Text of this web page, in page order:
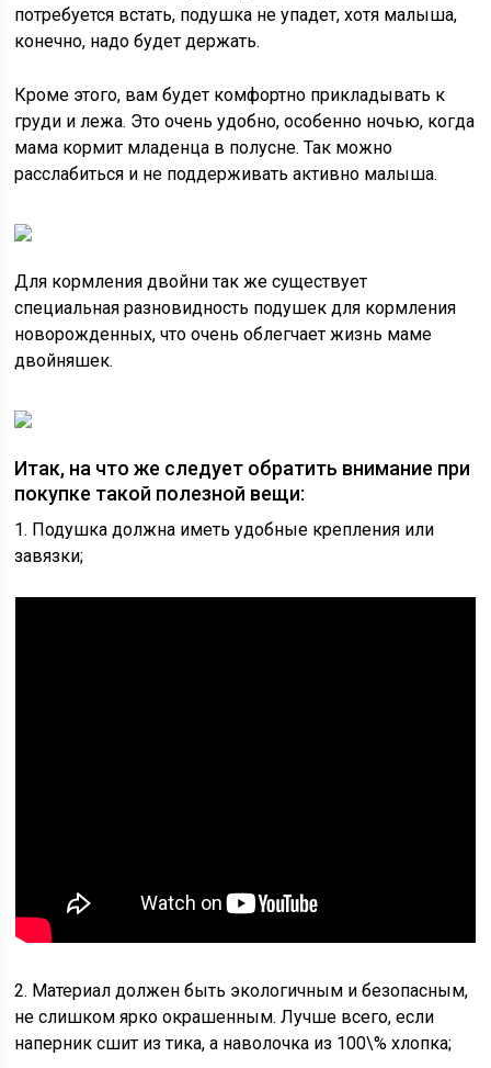
потребуется встать, подушка не упадет, хотя малыша,
конечно, надо будет держать.
Кроме этого, вам будет комфортно прикладывать к
груди и лежа. Это очень удобно, особенно ночью, когда
мама кормит младенца в полусне. Так можно
расслабиться и не поддерживать активно малыша.
Для кормления двойни так же существует
специальная разновидность подушек для кормления
новорожденных, что очень облегчает жизнь маме
двойняшек.
Итак, на что же следует обратить внимание при
покупке такой полезной вещи:
1. Подушка должна иметь удобные крепления или
завязки;
2. Материал должен быть экологичным и безопасным,
не слишком ярко окрашенным. Лучше всего, если
наперник сшит из тика, а наволочка из 100\% хлопка;